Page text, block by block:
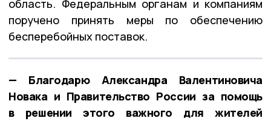
область. Федеральным органам и компаниям
поручено принять меры по обеспечению
бесперебойных поставок.
— Благодарю Александра Валентиновича
Новака и Правительство России за помощь
в решении этого важного для жителей